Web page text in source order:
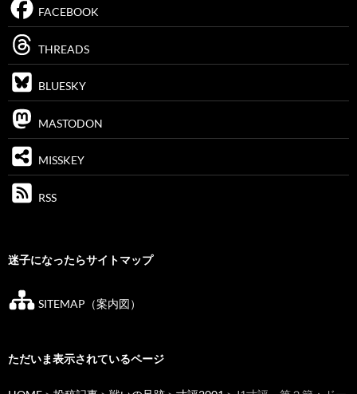
FACEBOOK
THREADS
BLUESKY
MASTODON
MISSKEY
RSS
迷子になったらサイトマップ
SITEMAP（案内図）
ただいま表示されているページ